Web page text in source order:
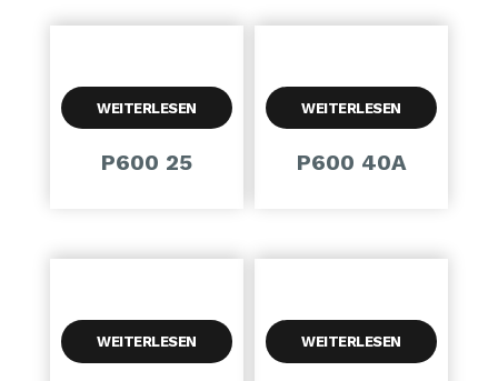
WEITERLESEN
P600 25
WEITERLESEN
P600 40A
WEITERLESEN WEITERLESEN